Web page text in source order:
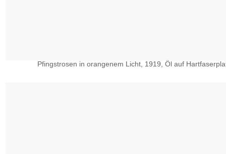
Pfingstrosen in orangenem Licht, 1919, Öl auf